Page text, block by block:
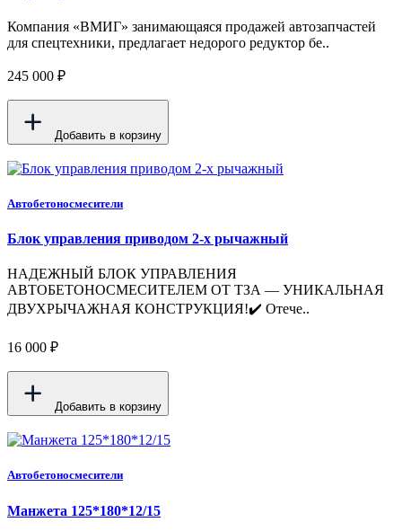
Компания «ВМИГ» занимающаяся продажей автозапчастей
для спецтехники, предлагает недорого редуктор бе..
245 000 ₽
Добавить в корзину
Автобетоносмесители
Блок управления приводом 2-х рычажный
НАДЕЖНЫЙ БЛОК УПРАВЛЕНИЯ
АВТОБЕТОНОСМЕСИТЕЛЕМ ОТ ТЗА — УНИКАЛЬНАЯ
ДВУХРЫЧАЖНАЯ КОНСТРУКЦИЯ!✔️ Отече..
16 000 ₽
Добавить в корзину
Автобетоносмесители
Манжета 125*180*12/15